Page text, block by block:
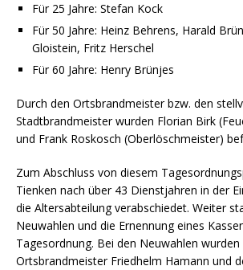
Für 25 Jahre: Stefan Kock
Für 50 Jahre: Heinz Behrens, Harald
Gloistein, Fritz Herschel
Für 60 Jahre: Henry Brünjes
Durch den Ortsbrandmeister bzw. den
Stadtbrandmeister wurden Florian Birk
und Frank Roskosch (Oberlöschmeister)
Zum Abschluss von diesem
Tienken nach über 43 Dienstjahren in der
die Altersabteilung verabschiedet. Weiter
Neuwahlen und die Ernennung eines
Tagesordnung. Bei den Neuwahlen wurden
Ortsbrandmeister Friedhelm Hamann und